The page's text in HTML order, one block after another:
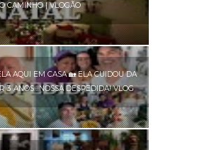
CAMINHO | VLOGÃO
AQUI EM CASA 🏡 ELA CUIDOU DA
3 ANOS…NOSSA DESPEDIDA! VLOG